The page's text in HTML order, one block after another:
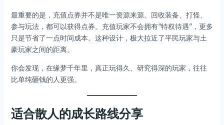
最重要的是，充值点券并不是唯一资源来源。回收装备、打怪、
参与玩法，都可以获得点券。充值玩家不会拥有“特权待遇”，更多
只是节省了一点时间成本。这种设计，极大拉近了平民玩家与土
豪玩家之间的距离。
你会发现，在缘梦千年里，真正玩得久、研究得深的玩家，往往
比单纯砸钱的人更强。
适合散人的成长路线分享